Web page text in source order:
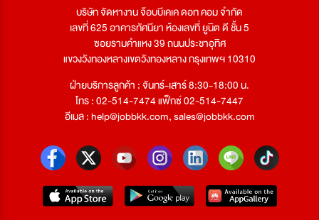
บริษัท จัดหางาน จ๊อบบีเคเค ดอท คอม จำกัด
เลขที่ 625 อาคารทัศนียา ห้องเลขที่ ยูนิต ดี ชั้น 5
ซอยรามคำแหง 39 ถนนประชาอุทิศ
แขวงวังทองหลางเขตวังทองหลาง กรุงเทพฯ 10310
ฝ่ายบริการลูกค้า : จันทร์-เสาร์ 8:30-18:00 น.
โทร : 02-514-7474 แฟ็กซ์ 02-514-7447
อีเมล :help@jobbkk.com,sales@jobbkk.com